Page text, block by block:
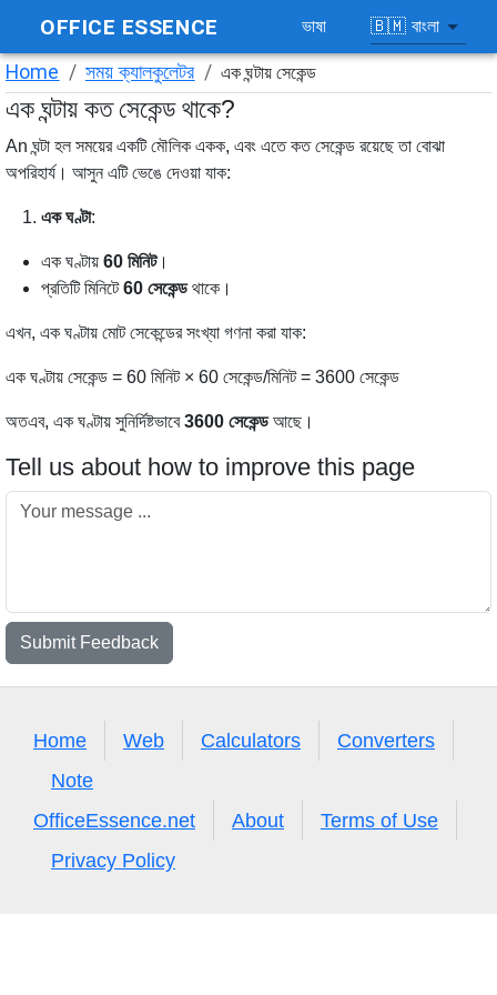
OFFICE ESSENCE ভাষা 🇧🇲 বাংলা
Home / সময় ক্যালকুলেটর / এক ঘন্টায় সেকেন্ড
এক ঘন্টায় কত সেকেন্ড থাকে?
An ঘন্টা হল সময়ের একটি মৌলিক একক, এবং এতে কত সেকেন্ড রয়েছে তা বোঝা
অপরিহার্য। আসুন এটি ভেঙে দেওয়া যাক:
এক ঘণ্টা:
এক ঘণ্টায় 60 মিনিট।
প্রতিটি মিনিটে60 সেকেন্ডথাকে।
এখন, এক ঘণ্টায় মোট সেকেন্ডের সংখ্যা গণনা করা যাক:
এক ঘণ্টায় সেকেন্ড = 60 মিনিট × 60 সেকেন্ড/মিনিট = 3600 সেকেন্ড
অতএব, এক ঘণ্টায় সুনির্দিষ্টভাবে3600 সেকেন্ডআছে।
Tell us about how to improve this page
Submit Feedback
Home Web Calculators
Converters
Note
OfficeEssence.net
About
Terms of Use
Privacy Policy